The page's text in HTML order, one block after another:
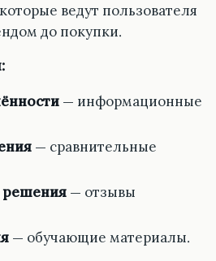
ведут пользователя
до покупки.
— информационные
— сравнительные
решения — отзывы
— обучающие материалы.